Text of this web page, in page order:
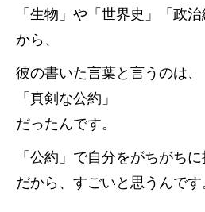
「生物」や「世界史」「政
から、
彼の書いた言葉と言うのは、
「真剣な公約」
だったんです。
「公約」で自分をがちがち
だから、すごいと思うんです